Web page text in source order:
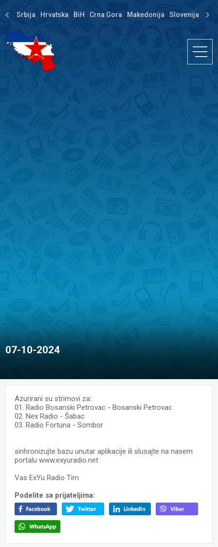
Srbija Hrvatska BiH Crna Gora Makedonija Slovenija
07-10-2024
Azurirani su strimovi za:
01. Radio Bosanski Petrovac - Bosanski Petrovac
02. Nex Radio - Šabac
03. Radio Fortuna - Sombor
sinhronizujte bazu unutar aplikacije ili slusajte na nasem
portalu www.exyuradio.net
Vas ExYu Radio Tim
Podelite sa prijateljima: